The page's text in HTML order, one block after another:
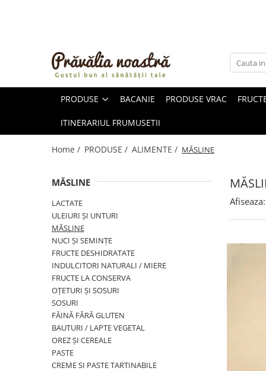
ULEIURI ȘI UNTURI
FRUCTE DESHIDRATATE
FRUCTE LA CONSERVĂ
FĂINĂ FĂRĂ GLUTEN
BĂUTURI / LAPTE VEGETAL
OREZ ȘI CEREALE
CREME ȘI PASTE TARTINABILE
CONDIMENTE
CEAIURI GRECEȘTI
CIOCOLATĂ ȘI CACAO
HEALTHY SNACKS
SUPERALIMENTE
PRODUSE BACANIE PRODUSE VRAC
ITINERARIUL FRUMUSETII
Home / PRODUSE / ALIMENTE / MĂSLINE
MĂSLINE
LACTATE
ULEIURI ȘI UNTURI
MĂSLINE
NUCI ȘI SEMINȚE
FRUCTE DESHIDRATATE
INDULCITORI NATURALI / MIERE
FRUCTE LA CONSERVA
OȚETURI ȘI SOSURI
SOSURI
FĂINĂ FĂRĂ GLUTEN
BAUTURI / LAPTE VEGETAL
OREZ ȘI CEREALE
PASTE
CREME SI PASTE TARTINABILE
Afiseaza: